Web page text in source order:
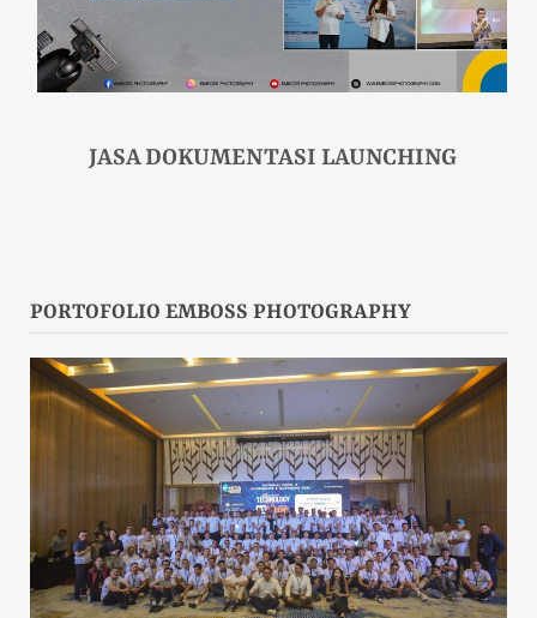
JASA DOKUMENTASI LAUNCHING
PORTOFOLIO EMBOSS PHOTOGRAPHY